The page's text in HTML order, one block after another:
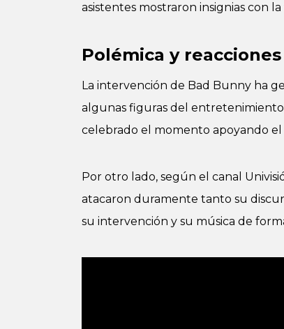
asistentes mostraron insignias con la
Polémica y
La intervención de Bad Bunny ha
algunas figuras del
celebrado el momento apoyando
Por otro lado, según el canal
atacaron duramente tanto su
su intervención y su música de